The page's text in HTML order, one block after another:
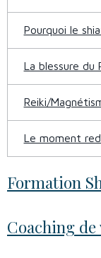
Pourquoi le
La blessure du
Reiki/
Le moment
Formation
Coaching de